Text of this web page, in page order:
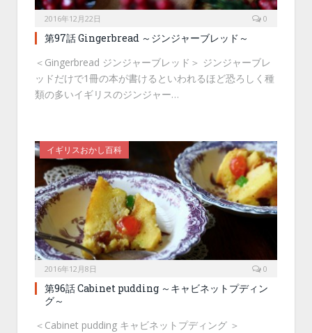
2016年12月22日 0
第97話 Gingerbread ～ジンジャーブレッド～
＜Gingerbread ジンジャーブレッド＞ ジンジャーブレ
ッドだけで1冊の本が書けるといわれるほど恐ろしく種
類の多いイギリスのジンジャー…
イギリスおかし百科
2016年12月8日 0
第96話 Cabinet pudding ～キャビネットプディン
グ～
＜Cabinet pudding キャビネットプディング ＞